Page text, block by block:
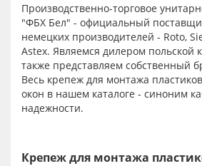
Производственно-торговое
"ФБХ Бел" - официальный
немецких производителей - Roto,
Astex. Являемся дилером польской
также представляем собственный
Весь крепеж для монтажа
окон в нашем каталоге - синоним
надежности.
Крепеж для монтажа